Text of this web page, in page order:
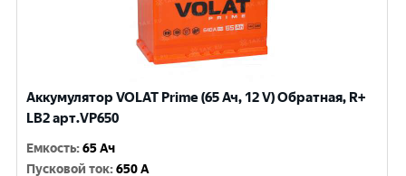
Аккумулятор VOLAT Prime (65 Ач, 12 V) Обратная, R+
LB2 арт.VP650
Емкость:65 Ач
Пусковой ток:650 A